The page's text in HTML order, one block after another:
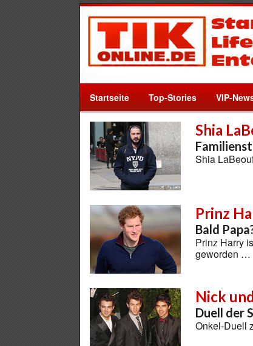
Startseite Top-Stories VIP-
Shia
Shia
Prinz
Bald
Prinz Harry
geworden …
Nick
Duell der
Onkel-Duell